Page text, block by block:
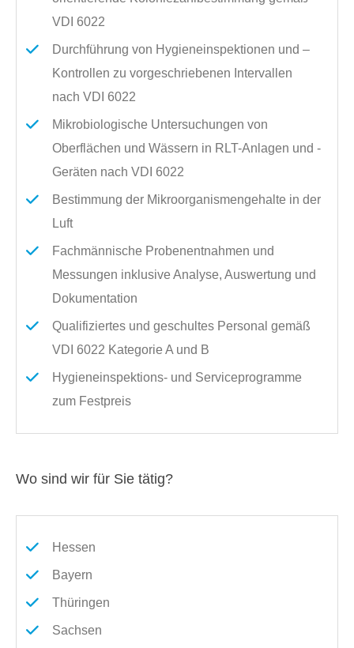
VDI 6022
Durchführung von Hygieneinspektionen und –
Kontrollen zu vorgeschriebenen Intervallen
nach VDI 6022
Mikrobiologische Untersuchungen von
Oberflächen und Wässern in RLT-Anlagen und -
Geräten nach VDI 6022
Bestimmung der Mikroorganismengehalte in der
Luft
Fachmännische Probenentnahmen und
Messungen inklusive Analyse, Auswertung und
Dokumentation
Qualifiziertes und geschultes Personal gemäß
VDI 6022 Kategorie A und B
Hygieneinspektions- und Serviceprogramme
zum Festpreis
Wo sind wir für Sie tätig?
Hessen
Bayern
Thüringen
Sachsen